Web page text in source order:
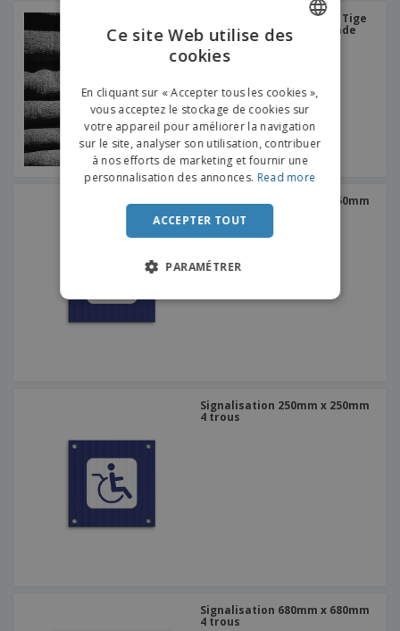
Stop Rayon 150 x 150 mm Tige
de suspension coupe ronde
Signalisation 250mm x 250mm
Signalisation 250mm x 250mm
4 trous
Signalisation 680mm x 680mm
4 trous
DUTCH
PORTUGUESE
SPANISH
ITALIAN
Ce site Web utilise des
cookies
En cliquant sur « Accepter tous les cookies »,
vous acceptez le stockage de cookies sur
votre appareil pour améliorer la navigation
sur le site, analyser son utilisation, contribuer
à nos efforts de marketing et fournir une
personnalisation des annonces. Read more
ACCEPTER TOUT
PARAMÉTRER